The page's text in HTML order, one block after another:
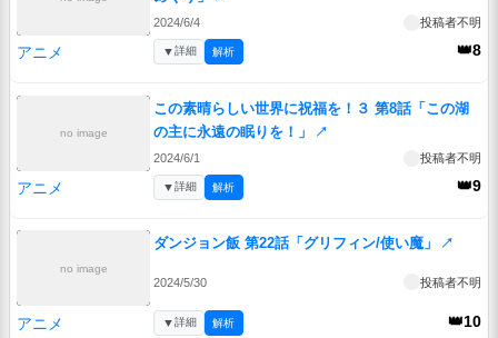
2024/6/4 投稿者不明
アニメ 👑8
▼詳細 解析
no image
この素晴らしい世界に祝福を！３ 第8話「この湖
の主に永遠の眠りを！」
↗
2024/6/1 投稿者不明
アニメ 👑9
▼詳細 解析
no image
ダンジョン飯 第22話「グリフィン/使い魔」 ↗
2024/5/30 投稿者不明
アニメ 👑10
▼詳細 解析